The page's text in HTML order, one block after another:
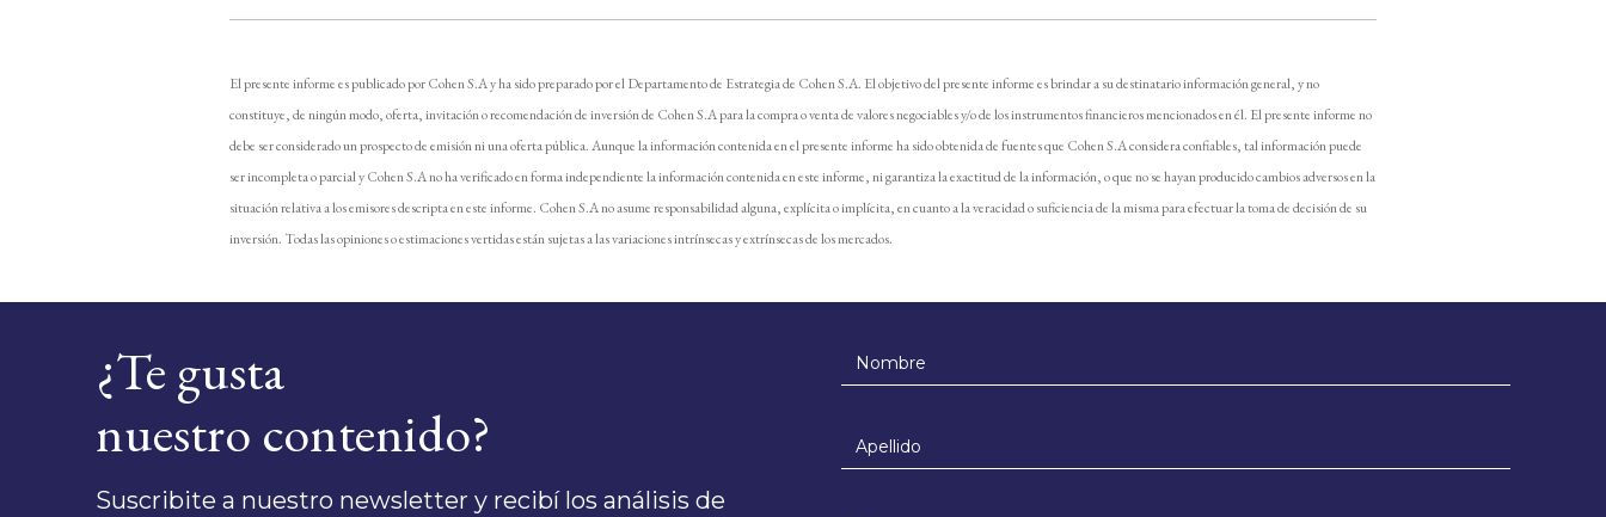
El presente informe es publicado por Cohen S.A y ha sido preparado por el Departamento de Estrategia de Cohen S.A. El objetivo del presente informe es brindar a su destinatario información general, y no
constituye, de ningún modo, oferta, invitación o recomendación de inversión de Cohen S.A para la compra o venta de valores negociables y/o de los instrumentos financieros mencionados en él. El presente informe no
debe ser considerado un prospecto de emisión ni una oferta pública. Aunque la información contenida en el presente informe ha sido obtenida de fuentes que Cohen S.A considera confiables, tal información puede
ser incompleta o parcial y Cohen S.A no ha verificado en forma independiente la información contenida en este informe, ni garantiza la exactitud de la información, o que no se hayan producido cambios adversos en la
situación relativa a los emisores descripta en este informe. Cohen S.A no asume responsabilidad alguna, explícita o implícita, en cuanto a la veracidad o suficiencia de la misma para efectuar la toma de decisión de su
inversión. Todas las opiniones o estimaciones vertidas están sujetas a las variaciones intrínsecas y extrínsecas de los mercados.
¿Te gusta
nuestro contenido?
Suscribite a nuestro newsletter y recibí los análisis de